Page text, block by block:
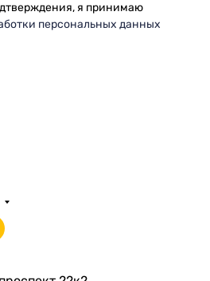
я принимаю
персональных данных